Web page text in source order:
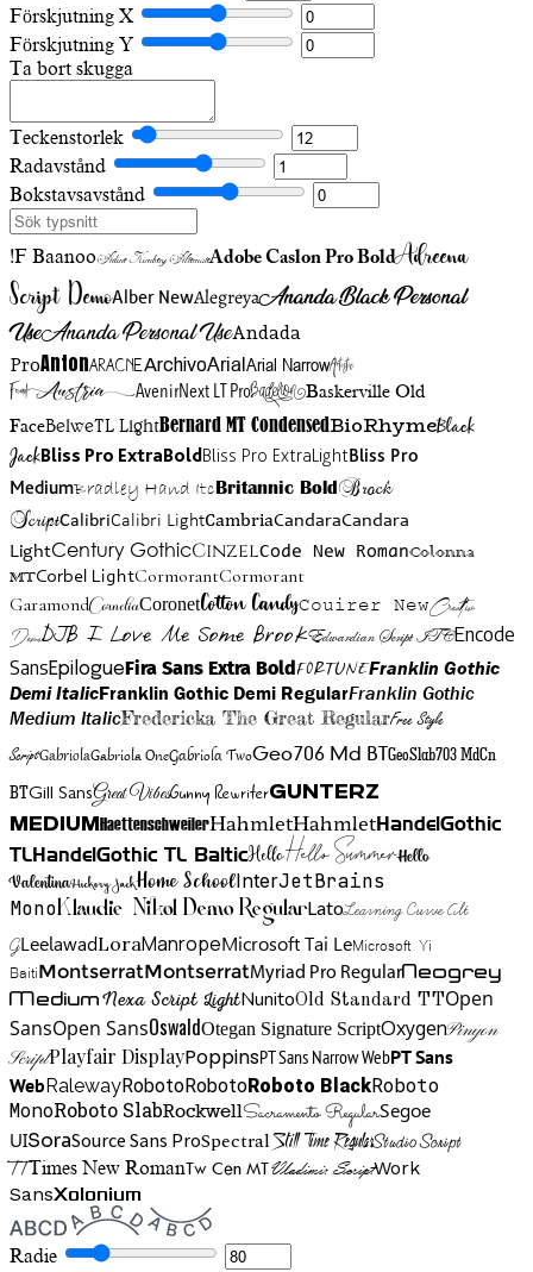
Förskjutning X
Förskjutning Y
Ta bort skugga
Teckenstorlek
Radavstånd
Bokstavsavstånd
!F BaanooAdine Kirnberg AlternateAdobe Caslon Pro BoldAdreena
Script DemoAlber NewAlegreyaAnanda Black Personal
UseAnanda Personal UseAndada
ProAntonAracneArchivoArialArial NarrowArtistic
FriendAustriaAvenirNext LT ProBadelionBaskerville Old
FaceBelweTL LightBernard MT CondensedBioRhymeBlack
JackBliss Pro ExtraBoldBliss Pro ExtraLightBliss Pro
MediumBradley Hand Itc Britannic Bold Brock
ScriptCalibriCalibri LightCambriaCandaraCandara
LightCentury GothicCinzelCode New RomanColonna
MTCorbel LightCormorantCormorant
GaramondCorneliaCoronetCotton CandyCouirer NewCreattion
DemoDJB I Love Me Some BrookEdwardian Script ITCEncode
SansEpilogueFira Sans Extra BoldFortuneFranklin Gothic
Demi ItalicFranklin Gothic Demi RegularFranklin Gothic
Medium ItalicFredericka The Great RegularFree Style
ScriptGabriolaGabriola OneGabriola TwoGeo706 Md BTGeoSlab703 MdCn
BTGill SansGreat VibesGunny RewriterGunterz
Medium HaettenschweilerHahmletHahmletHandelGothic
TLHandelGothic TL BalticHelloHello SummerHello
ValentinaHickory JackHome SchoolInterJetBrains
MonoKlaudie Nikol Demo RegularLatoLearning Curve Alt
GLeelawadLoraManropeMicrosoft Tai LeMicrosoft Yi
BaitiMontserratMontserratMyriad Pro RegularNeogrey
MediumNexa Script LightNunitoOld Standard TTOpen
SansOpen SansOswaldOtegan Signature ScriptOxygenPinyon
ScriptPlayfair DisplayPoppinsPT Sans Narrow WebPT Sans
WebRalewayRobotoRobotoRoboto BlackRoboto
MonoRoboto SlabRockwellSacramento RegularSegoe
UISoraSource Sans ProSpectralStill Time RegularStudio Script
TTTimes New RomanTw Cen MTVladimir ScriptWork
SansXolonium
Radie